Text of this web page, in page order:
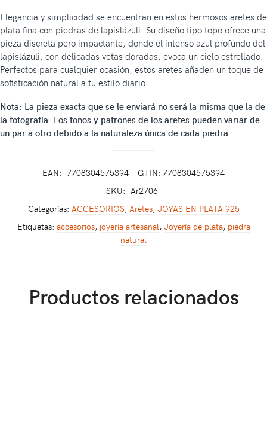
Elegancia y simplicidad se encuentran en estos hermosos aretes de
plata fina con piedras de lapislázuli. Su diseño tipo topo ofrece una
pieza discreta pero impactante, donde el intenso azul profundo del
lapislázuli, con delicadas vetas doradas, evoca un cielo estrellado.
Perfectos para cualquier ocasión, estos aretes añaden un toque de
sofisticación natural a tu estilo diario.
Nota: La pieza exacta que se le enviará no será la misma que la de
la fotografía. Los tonos y patrones de los aretes pueden variar de
un par a otro debido a la naturaleza única de cada piedra.
EAN: 7708304575394
GTIN: 7708304575394
SKU: Ar2706
Categorías: ACCESORIOS, Aretes, JOYAS EN PLATA 925
Etiquetas: accesorios, joyería artesanal, Joyería de plata, piedra
natural
Productos relacionados